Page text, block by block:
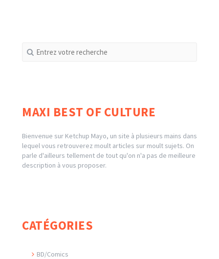
pour
MAXI BEST OF CULTURE
Bienvenue sur Ketchup Mayo, un site à plusieurs mains dans
lequel vous retrouverez moult articles sur moult sujets. On
parle d'ailleurs tellement de tout qu'on n'a pas de meilleure
description à vous proposer.
CATÉGORIES
BD/Comics